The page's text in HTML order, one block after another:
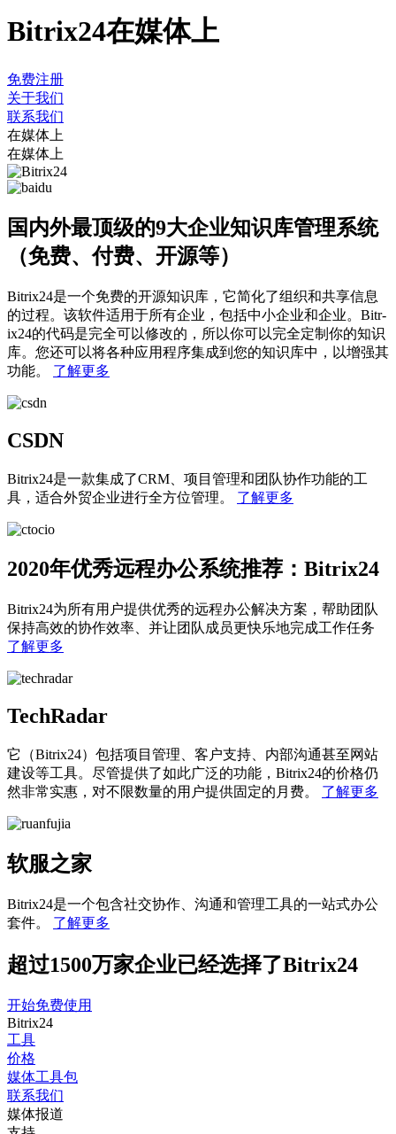
Bitrix24在媒体上
免费注册
关于我们
联系我们
在媒体上
在媒体上
国内外最顶级的9大企业知识库管理系统
（免费、付费、开源等）
Bitrix24是一个免费的开源知识库，它简化了组织和共享信息
的过程。该软件适用于所有企业，包括中小企业和企业。Bitr­
ix24的代码是完全可以修改的，所以你可以完全定制你的知识
库。您还可以将各种应用程序集成到您的知识库中，以增强其
功能。 了解更多
CSDN
Bitrix24是一款集成了CRM、项目管理和团队协作功能的工
具，适合外贸企业进行全方位管理。 了解更多
2020年优秀远程办公系统推荐：Bitrix24
Bitrix24为所有用户提供优秀的远程办公解决方案，帮助团队
保持高效的协作效率、并让团队成员更快乐地完成工作任务
了解更多
TechRadar
它（Bitrix24）包括项目管理、客户支持、内部沟通甚至网站
建设等工具。尽管提供了如此广泛的功能，Bitrix24的价格仍
然非常实惠，对不限数量的用户提供固定的月费。 了解更多
软服之家
Bitrix24是一个包含社交协作、沟通和管理工具的一站式办公
套件。 了解更多
超过1500万家企业已经选择了Bitrix24
开始免费使用
Bitrix24
工具
价格
媒体工具包
联系我们
媒体报道